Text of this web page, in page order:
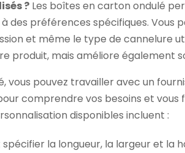
?Les boîtes en carton ondulé
des préférences spécifiques.
et même le type de cannelure
produit, mais améliore également
pouvez travailler avec un
comprendre vos besoins et
disponibles incluent :
la longueur, la largeur et